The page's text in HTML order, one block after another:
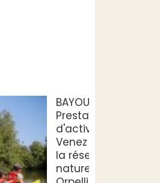
BAYOU CANOE
Prestataires
d'activités
Venez explorer
la réserve
naturelle des